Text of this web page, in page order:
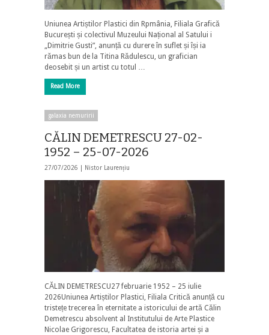
Uniunea Artiștilor Plastici din Rpmânia, Filiala Grafică
București și colectivul Muzeului Național al Satului i
„Dimitrie Gusti”, anunță cu durere în suflet și își ia
rămas bun de la Titina Rădulescu, un grafician
deosebit și un artist cu totul …
Read More
galaxia nemuririi
CĂLIN DEMETRESCU 27-02-
1952 – 25-07-2026
27/07/2026 | Nistor Laurențiu
CĂLIN DEMETRESCU27 februarie 1952 – 25 iulie
2026Uniunea Artiștilor Plastici, Filiala Critică anunță cu
tristețe trecerea în eternitate a istoricului de artă Călin
Demetrescu absolvent al Institutului de Arte Plastice
Nicolae Grigorescu, Facultatea de istoria artei și a